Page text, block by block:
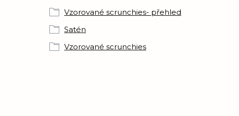
Vzorované scrunchies- přehled
Satén
Vzorované scrunchies